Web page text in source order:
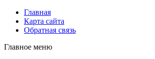
Главная
Карта сайта
Обратная связь
Главное меню